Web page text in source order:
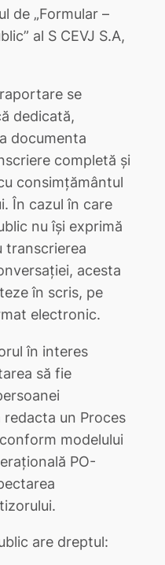
de „Formular –
al S CEVJ S.A,
se
dedicată,
documenta
completă şi
consimțământul
În cazul în care
nu îşi exprimă
transcrierea
acesta
în scris, pe
electronic.
în interes
să fie
un Proces
modelului
PO-
are dreptul: